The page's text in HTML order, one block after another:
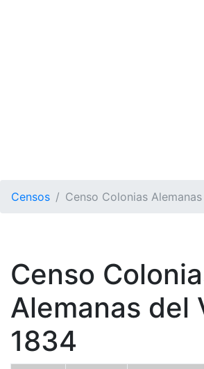
Censos Censo Colonias
Censo
Alemanas del
1834